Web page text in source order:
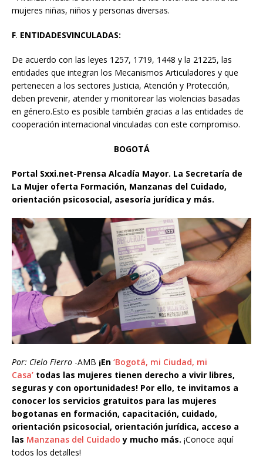
mujeres niñas, niños y personas diversas.
F. ENTIDADESVINCULADAS:
De acuerdo con las leyes 1257, 1719, 1448 y la 21225, las
entidades que integran los Mecanismos Articuladores y que
pertenecen a los sectores Justicia, Atención y Protección,
deben prevenir, atender y monitorear las violencias basadas
en género.Esto es posible también gracias a las entidades de
cooperación internacional vinculadas con este compromiso.
BOGOTÁ
Portal Sxxi.net-Prensa Alcadía Mayor. La Secretaría de
La Mujer oferta Formación, Manzanas del Cuidado,
orientación psicosocial, asesoría jurídica y más.
Por: Cielo Fierro -AMB ¡En ‘Bogotá, mi Ciudad, mi
Casa’ todas las mujeres tienen derecho a vivir libres,
seguras y con oportunidades! Por ello, te invitamos a
conocer los servicios gratuitos para las mujeres
bogotanas en formación, capacitación, cuidado,
orientación psicosocial, orientación jurídica, acceso a
las Manzanas del Cuidado y mucho más. ¡Conoce aquí
todos los detalles!